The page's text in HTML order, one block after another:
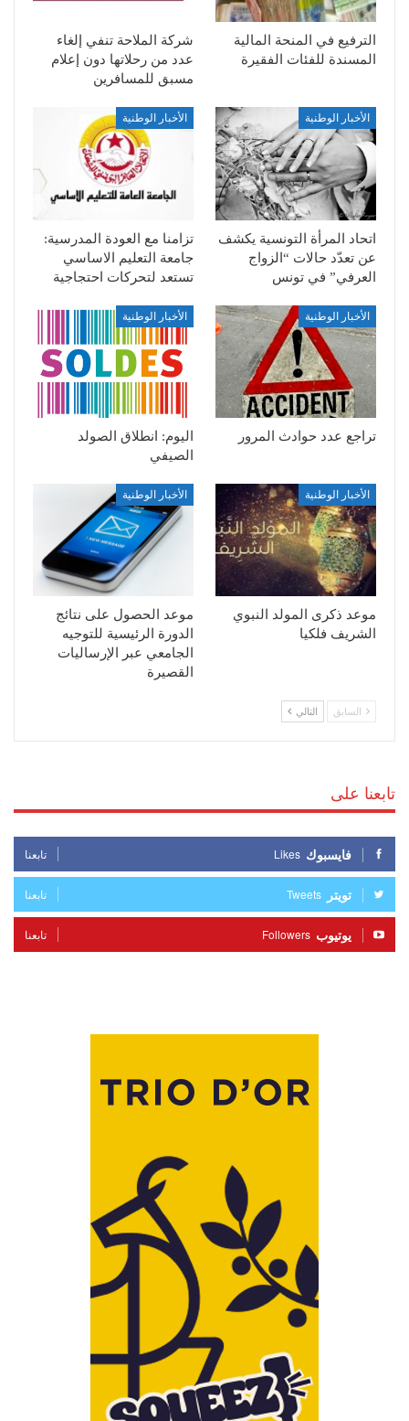
الترفيع في المنحة المالية
المسندة للفئات الفقيرة
شركة الملاحة تنفي إلغاء
عدد من رحلاتها دون إعلام
مسبق للمسافرين
الأخبار الوطنية
اتحاد المرأة التونسية يكشف
عن تعدّد حالات “الزواج
العرفي” في تونس
الأخبار الوطنية
تزامنا مع العودة المدرسية:
جامعة التعليم الاساسي
تستعد لتحركات احتجاجية
الأخبار الوطنية
تراجع عدد حوادث المرور
الأخبار الوطنية
اليوم: انطلاق الصولد
الصيفي
الأخبار الوطنية
موعد ذكرى المولد النبوي
الشريف فلكيا
الأخبار الوطنية
موعد الحصول على نتائج
الدورة الرئيسية للتوجيه
الجامعي عبر الإرساليات
القصيرة
السابق التالي
تابعنا على
فايسبوك Likes تابعنا
تويتر Tweets تابعنا
يوتيوب Followers تابعنا